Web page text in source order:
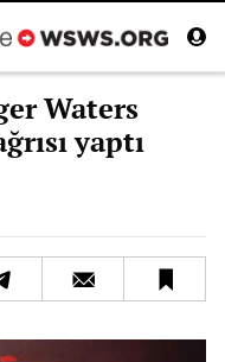
Waters
yaptı